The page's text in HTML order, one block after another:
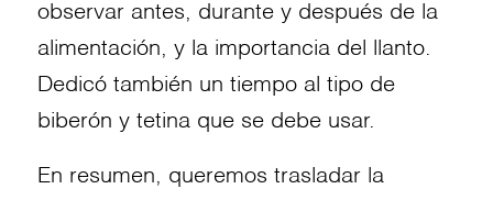
observar antes, durante y después de la
alimentación, y la importancia del llanto.
Dedicó también un tiempo al tipo de
biberón y tetina que se debe usar.
En resumen, queremos trasladar la